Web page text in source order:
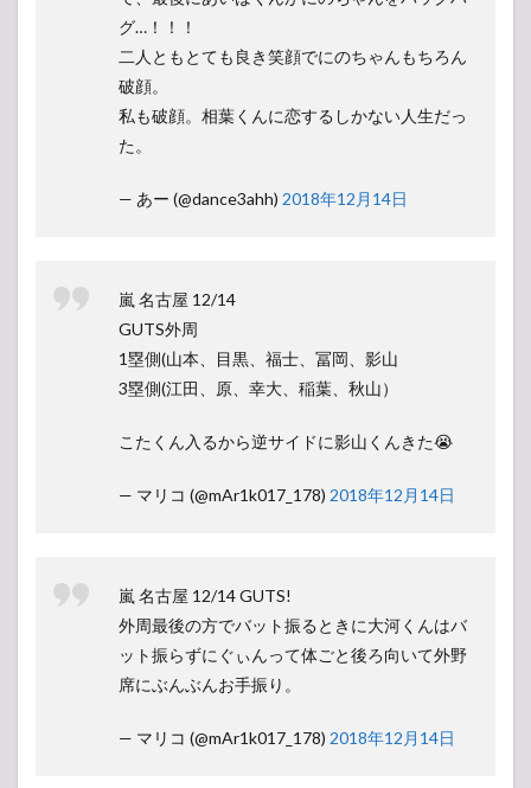
グ…！！！
二人ともとても良き笑顔でにのちゃんもちろん
破顔。
私も破顔。相葉くんに恋するしかない人生だっ
た。
— あー (@dance3ahh) 2018年12月14日
嵐 名古屋 12/14
GUTS外周
1塁側(山本、目黒、福士、冨岡、影山
3塁側(江田、原、幸大、稲葉、秋山）
こたくん入るから逆サイドに影山くんきた😭
— マリコ (@mAr1k017_178) 2018年12月14日
嵐 名古屋 12/14 GUTS!
外周最後の方でバット振るときに大河くんはバ
ット振らずにぐぃんって体ごと後ろ向いて外野
席にぶんぶんお手振り。
— マリコ (@mAr1k017_178) 2018年12月14日